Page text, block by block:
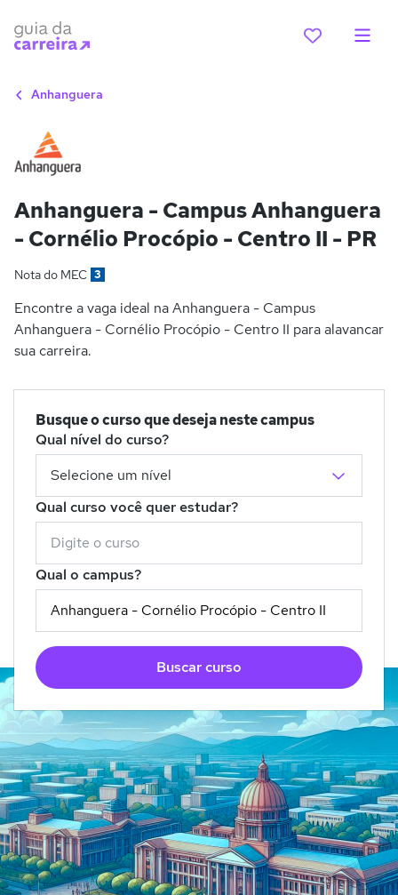
Anhanguera
Anhanguera - Campus Anhanguera
- Cornélio Procópio - Centro II - PR
Nota do MEC 3
Encontre a vaga ideal na Anhanguera - Campus
Anhanguera - Cornélio Procópio - Centro II para alavancar
sua carreira.
Busque o curso que deseja neste campus
Qual nível do curso?
Qual curso você quer estudar?
Qual o campus?
Buscar curso